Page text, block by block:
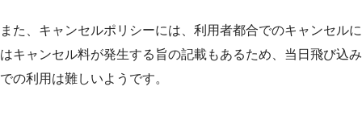
また、キャンセルポリシーには、利用者都合でのキャンセルに
はキャンセル料が発生する旨の記載もあるため、当日飛び込み
での利用は難しいようです。